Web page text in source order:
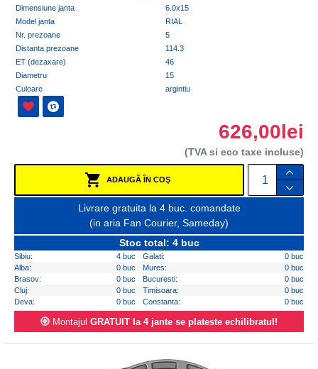
Dimensiune janta
6.0x15
Model janta
RIAL
Nr. prezoane
5
Distanta prezoane
114.3
ET (dezaxare)
46
Diametru
15
Culoare
argintiu
626,00lei
(TVA si eco taxe incluse)
ADAUGĂ ÎN COŞ
Livrare gratuita la 4 buc. comandate
(in aria Fan Courier, Sameday)
Stoc total: 4 buc
Sibiu: 4 buc Galati:
0 buc
Alba:
0 buc Mures:
0 buc
Brasov:
0 buc Bucuresti:
0 buc
Cluj:
0 buc Timisoara:
0 buc
Deva:
0 buc Constanta: 0 buc
Montajul GRATUIT la 4 jante se plateste echilibratul!